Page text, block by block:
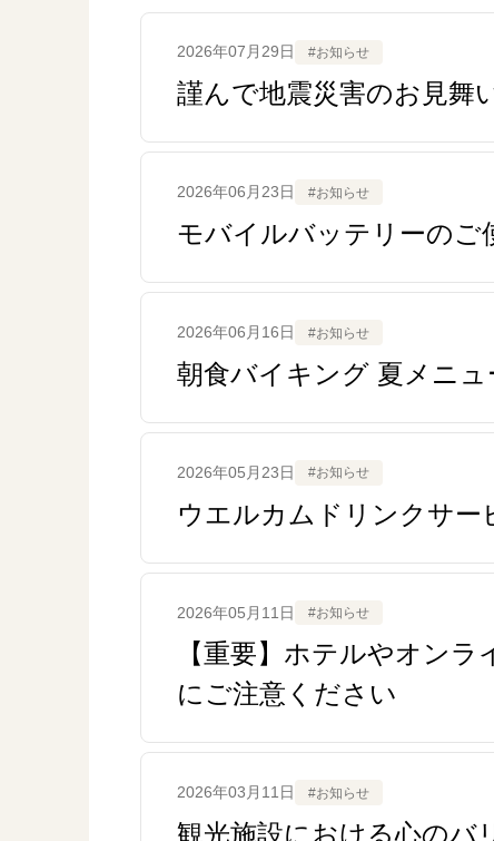
2026年07月29日 #お知らせ
謹んで地震災害のお見舞
2026年06月23日 #お知らせ
モバイルバッテリーのご
2026年06月16日 #お知らせ
朝食バイキング 夏メニュ
2026年05月23日 #お知らせ
ウエルカムドリンクサー
2026年05月11日 #お知らせ
【重要】ホテルやオン
にご注意ください
2026年03月11日 #お知らせ
観光施設における心のバ